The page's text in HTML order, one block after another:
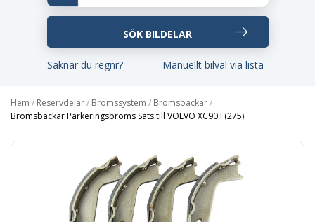
Saknar du regnr? Manuellt bilval via lista
Hem / Reservdelar/ Bromssystem / Bromsbackar/
Bromsbackar Parkeringsbroms Sats till VOLVO XC90 I (275)